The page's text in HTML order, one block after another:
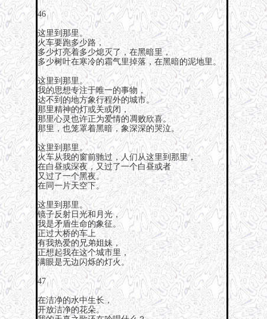
46
这里到那里。
火车要跑多少路，
多少灯亮着多少熄灭了，在黑暗里，
多少树叶在寒冷的霜气里掉落，在黑暗的泥地里。
这里到那里。
我的思想专注于唯一的事物，
达不到的地方象行程外的城市。
那里精神的灯或关或闭，
那里心灵也许正为爱情的凋败欣喜。
那里，也笼罩着黑暗，象深深的哭泣。
这里到那里。
火车从我的窗前驰过，人们从这里到那里，
在白昼或深夜，又过了一个白昼或者
又过了一个黑夜。
在同一片天空下。
这里到那里。
镜子反射日光和月光，
我是矛盾生命的象征。
正过大桥的车上
有我热爱的兄弟姐妹，
正想起我在这个城市里，
满眼是无边闪烁的灯火。
47
在洁净的水中生长，
开放洁净的花朵。